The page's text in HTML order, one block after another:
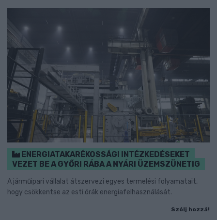
ENERGIATAKARÉKOSSÁGI INTÉZKEDÉSEKET
VEZET BE A GYŐRI RÁBA A NYÁRI ÜZEMSZÜNETIG
A járműipari vállalat átszervezi egyes termelési folyamatait,
hogy csökkentse az esti órák energiafelhasználását.
Szólj hozzá!